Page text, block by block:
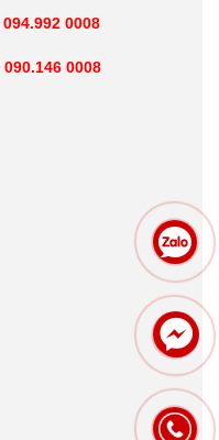
094.992 0008
090.146 0008